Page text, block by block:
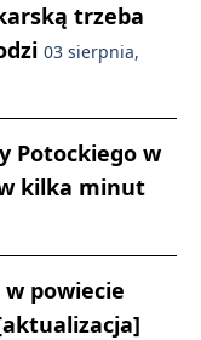
trzeba
03 sierpnia,
Potockiego w
kilka minut
powiecie